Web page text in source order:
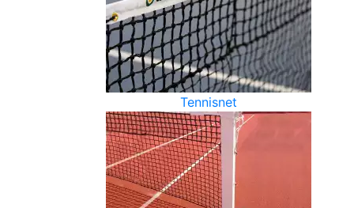
Tennisnet